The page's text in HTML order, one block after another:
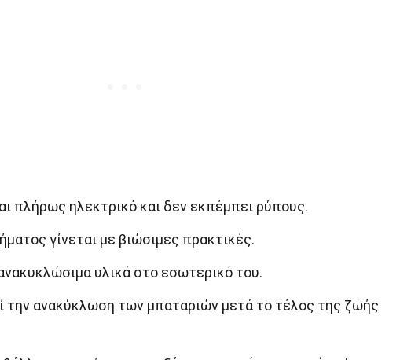
πλήρως ηλεκτρικό και δεν εκπέμπει ρύπους.
γίνεται με βιώσιμες πρακτικές.
υλικά στο εσωτερικό του.
την ανακύκλωση των μπαταριών μετά το τέλος της ζωής